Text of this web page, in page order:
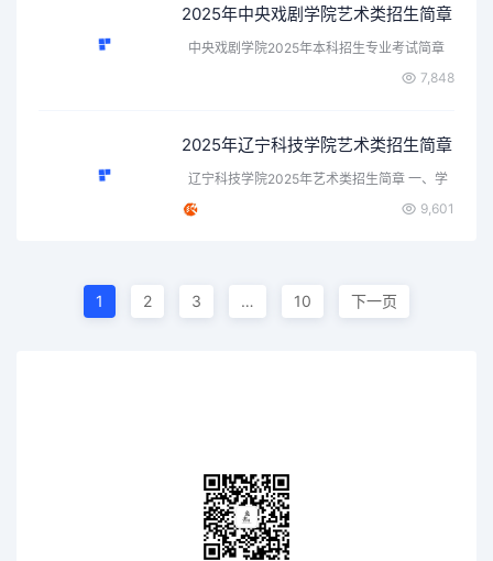
2025年中央戏剧学院艺术类招生简章
中央戏剧学院2025年本科招生专业考试简章
7,848
2025年辽宁科技学院艺术类招生简章
辽宁科技学院2025年艺术类招生简章 一、学
校…
9,601
1 2 3 … 10 下一页